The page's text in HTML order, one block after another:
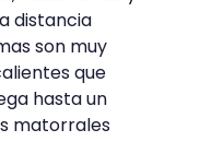
distancia
son muy
que
hasta un
matorrales